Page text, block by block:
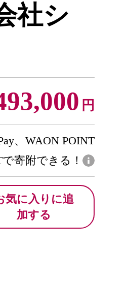
社シ
円
、WAON POINT
寄附できる！
気に入りに追
加する